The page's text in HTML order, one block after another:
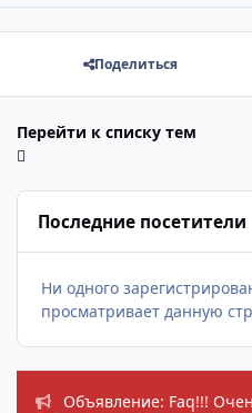
Поделиться
Перейти к списку тем
Последние посетители
Ни одного
просматривает данную
Объявление: Faq!!!